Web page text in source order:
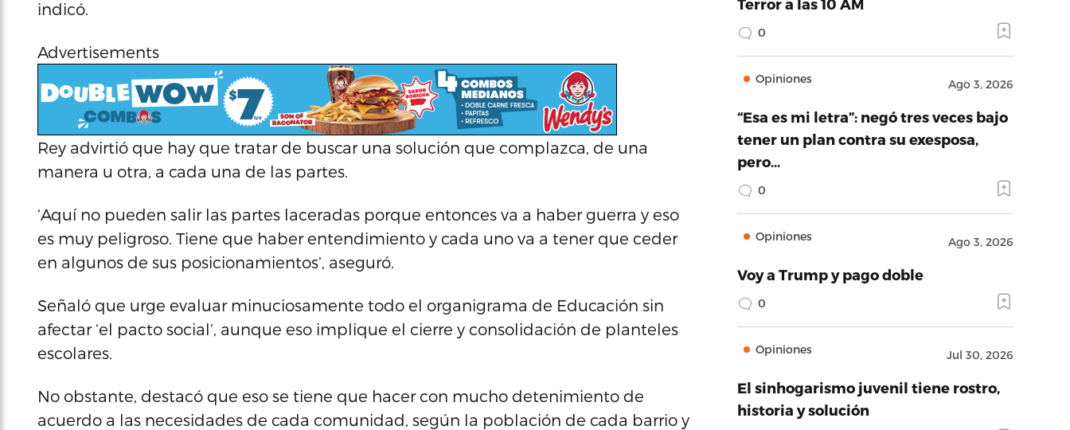
indicó.
Advertisements
Rey advirtió que hay que tratar de buscar una solución que complazca, de una
manera u otra, a cada una de las partes.
‘Aquí no pueden salir las partes laceradas porque entonces va a haber guerra y eso
es muy peligroso. Tiene que haber entendimiento y cada uno va a tener que ceder
en algunos de sus posicionamientos’, aseguró.
Señaló que urge evaluar minuciosamente todo el organigrama de Educación sin
afectar ‘el pacto social’, aunque eso implique el cierre y consolidación de planteles
escolares.
No obstante, destacó que eso se tiene que hacer con mucho detenimiento de
acuerdo a las necesidades de cada comunidad, según la población de cada barrio y
Terror a las 10 AM
0
Opiniones Ago 3, 2026
“Esa es mi letra”: negó tres veces bajo
tener un plan contra su exesposa,
pero…
0
Opiniones Ago 3, 2026
Voy a Trump y pago doble
0
Opiniones Jul 30, 2026
El sinhogarismo juvenil tiene rostro,
historia y solución